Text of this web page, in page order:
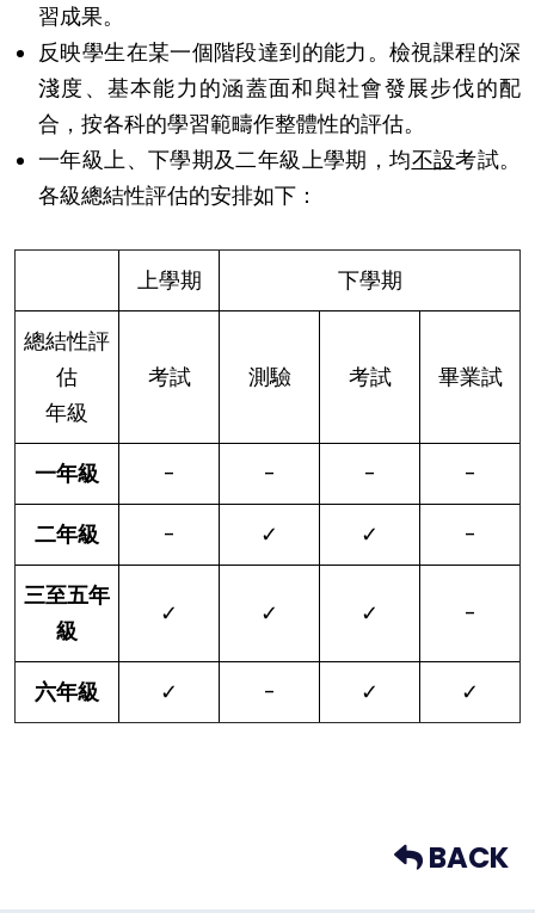
習成果。
反映學生在某一個階段達到的能力。檢視課程的深
淺度、基本能力的涵蓋面和與社會發展步伐的配
合，按各科的學習範疇作整體性的評估。
一年級上、下學期及二年級上學期，均不設考試。
各級總結性評估的安排如下：
上學期 下學期
總結性評
估
年級
考試 測驗 考試 畢業試
一年級 - - - -
二年級 - ✓ ✓ -
三至五年
級
✓ ✓ ✓ -
六年級 ✓ - ✓ ✓
BACK